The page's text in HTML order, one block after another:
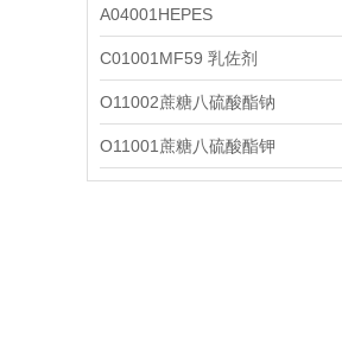
A04001HEPES
C01001MF59 乳佐剂
O11002蔗糖八硫酸酯钠
O11001蔗糖八硫酸酯钾